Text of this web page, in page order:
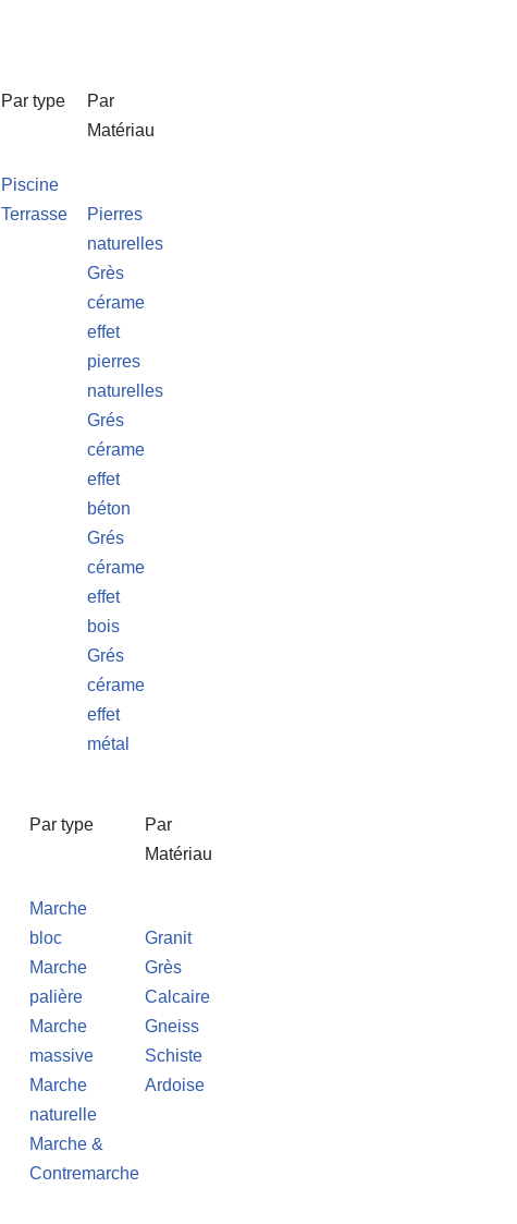
Par type
Piscine
Terrasse
Par
Matériau
Pierres
naturelles
Grès
cérame
effet
pierres
naturelles
Grés
cérame
effet
béton
Grés
cérame
effet
bois
Grés
cérame
effet
métal
Par type
Marche
bloc
Marche
palière
Marche
massive
Marche
naturelle
Marche &
Contremarche
Par
Matériau
Granit
Grès
Calcaire
Gneiss
Schiste
Ardoise